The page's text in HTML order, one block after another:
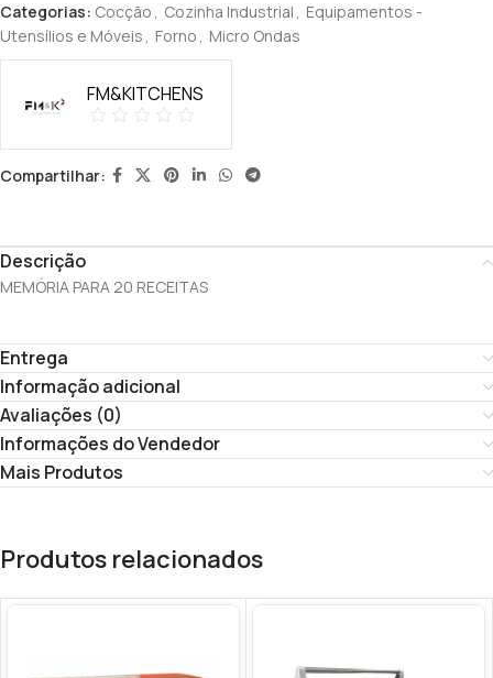
Categorias: Cocção , Cozinha Industrial , Equipamentos -
Utensílios e Móveis , Forno , Micro Ondas
FM&KITCHENS
Compartilhar:
Descrição
MEMÓRIA PARA 20 RECEITAS
Entrega
Informação adicional
Avaliações (0)
Informações do Vendedor
Mais Produtos
Produtos relacionados